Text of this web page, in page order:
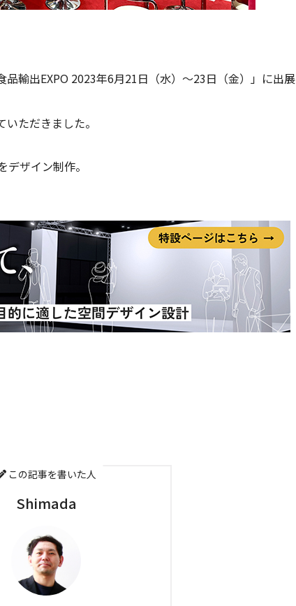
輸出EXPO 2023年6月21日（水）～23日（金）」に出展
ただきました。
ザイン制作。
この記事を書いた人
Shimada